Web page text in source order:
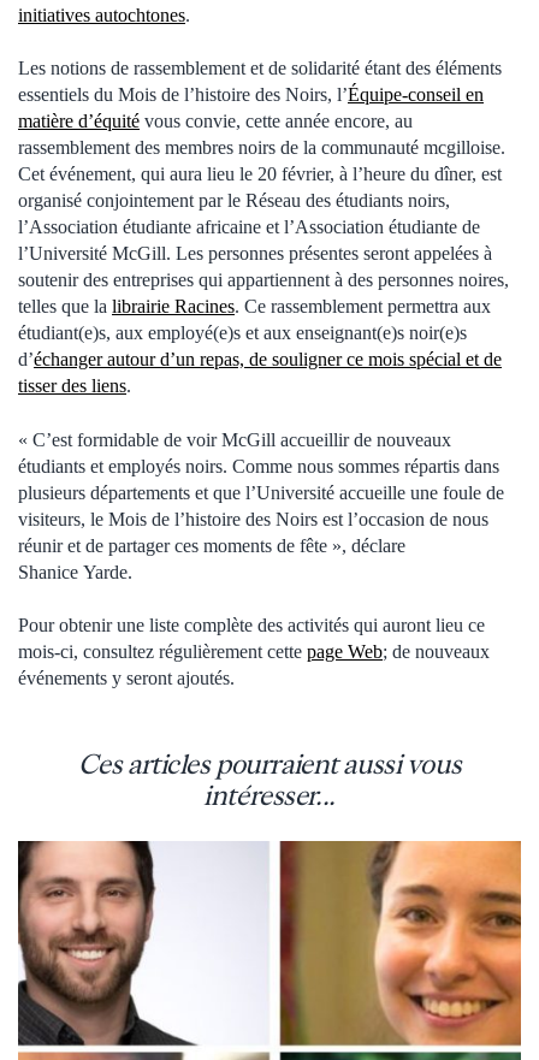
initiatives autochtones.
Les notions de rassemblement et de solidarité étant des éléments
essentiels du Mois de l’histoire des Noirs, l’Équipe-conseil en
matière d’équité vous convie, cette année encore, au
rassemblement des membres noirs de la communauté mcgilloise.
Cet événement, qui aura lieu le 20 février, à l’heure du dîner, est
organisé conjointement par le Réseau des étudiants noirs,
l’Association étudiante africaine et l’Association étudiante de
l’Université McGill. Les personnes présentes seront appelées à
soutenir des entreprises qui appartiennent à des personnes noires,
telles que la librairie Racines. Ce rassemblement permettra aux
étudiant(e)s, aux employé(e)s et aux enseignant(e)s noir(e)s
d’échanger autour d’un repas, de souligner ce mois spécial et de
tisser des liens.
« C’est formidable de voir McGill accueillir de nouveaux
étudiants et employés noirs. Comme nous sommes répartis dans
plusieurs départements et que l’Université accueille une foule de
visiteurs, le Mois de l’histoire des Noirs est l’occasion de nous
réunir et de partager ces moments de fête », déclare
Shanice Yarde.
Pour obtenir une liste complète des activités qui auront lieu ce
mois-ci, consultez régulièrement cette page Web; de nouveaux
événements y seront ajoutés.
Ces articles pourraient aussi vous
intéresser...